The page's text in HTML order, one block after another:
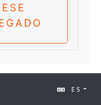
ES